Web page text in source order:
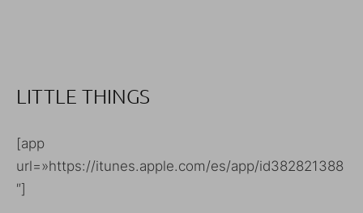
LITTLE THINGS
[app
url=»https://itunes.apple.com/es/app/id382821388
″]